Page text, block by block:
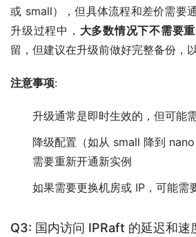
或 small），但具体流程和差价需要
升级过程中， 大多数情况下不需要
留，但建议在升级前做好完整备份，以
注意事项:
升级通常是即时生效的，但可能
降级配置（如从 small 降到
需要重新开通新实例
如果需要更换机房或 IP，可能需
Q3: 国内访问 IPRaft 的延迟和速